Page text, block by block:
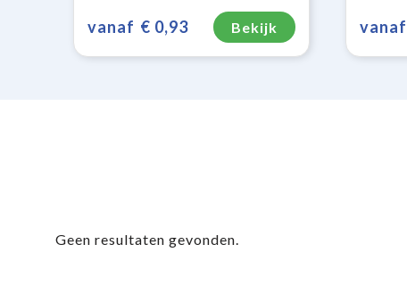
vanaf € 0,93 Bekijk vanaf
Geen resultaten gevonden.